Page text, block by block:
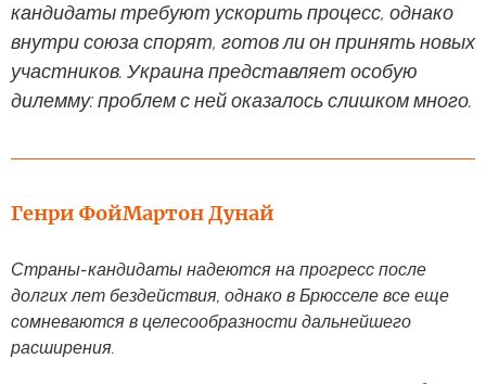
кандидаты требуют ускорить процесс, однако
внутри союза спорят, готов ли он принять новых
участников. Украина представляет особую
дилемму: проблем с ней оказалось слишком много.
Генри ФойМартон Дунай
Страны-кандидаты надеются на прогресс после
долгих лет бездействия, однако в Брюсселе все еще
сомневаются в целесообразности дальнейшего
расширения.